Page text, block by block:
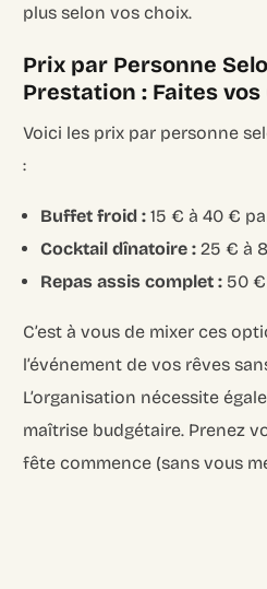
plus selon vos choix.
Prix par Personne
Prestation : Faites vos
Voici les prix par personne
:
Buffet froid : 15 € à 40 €
Cocktail dînatoire : 25 € à
Repas assis complet : 50
C’est à vous de mixer ces
l’événement de vos rêves
L’organisation nécessite
maîtrise budgétaire. Prenez
fête commence (sans vous